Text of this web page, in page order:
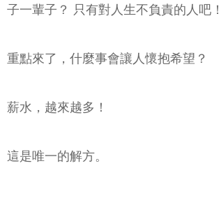
子一輩子？ 只有對人生不負責的人吧！
重點來了，什麼事會讓人懷抱希望？
薪水，越來越多！
這是唯一的解方。